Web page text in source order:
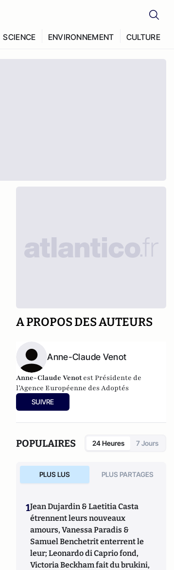
SCIENCE ENVIRONNEMENT CULTURE
A PROPOS DES AUTEURS
Anne-Claude Venot
Anne-Claude Venotest Présidente de
l’Agence Européenne des Adoptés
SUIVRE
POPULAIRES 24 Heures 7 Jours
PLUS LUS PLUS PARTAGES
1Jean Dujardin & Laetitia Casta
étrennent leurs nouveaux
amours, Vanessa Paradis &
Samuel Benchetrit enterrent le
leur; Leonardo di Caprio fond,
Victoria Beckham fait du brukini,